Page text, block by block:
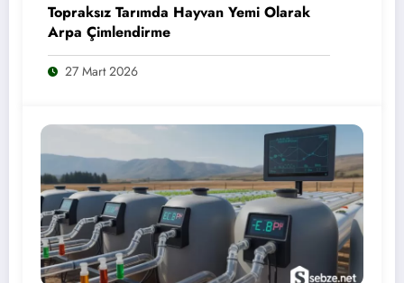
Topraksız Tarımda Hayvan Yemi Olarak
Arpa Çimlendirme
27 Mart 2026